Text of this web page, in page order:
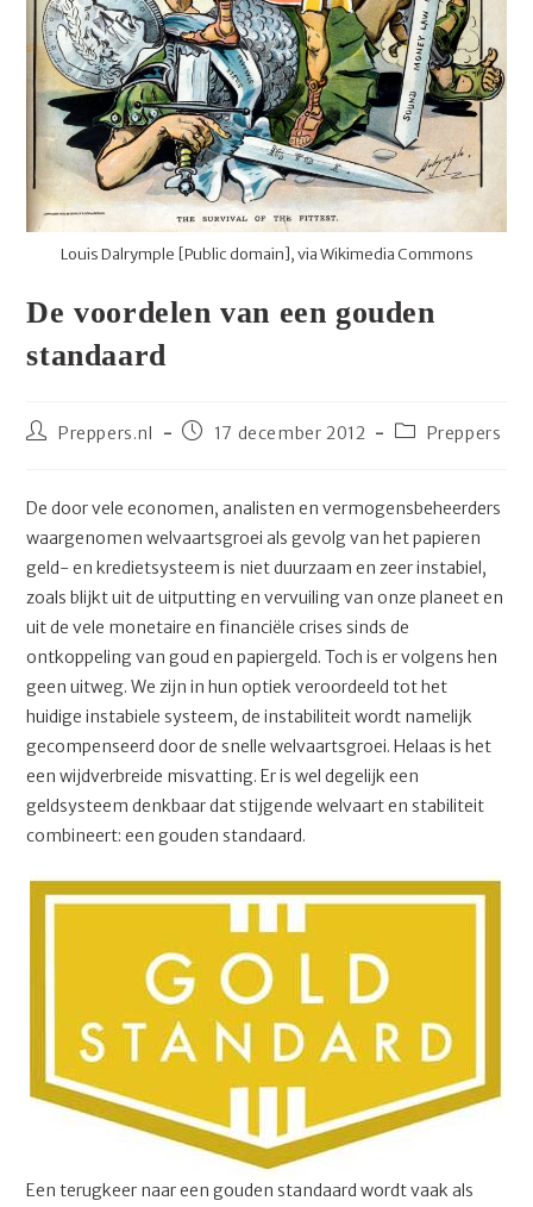
Louis Dalrymple [Public domain],via Wikimedia Commons
De voordelen van een gouden
standaard
BerichtPreppers.nl
Bericht17 december 2012 Preppers
De door vele economen, analisten en vermogensbeheerders
waargenomen welvaartsgroei als gevolg van het papieren
geld- en kredietsysteem is niet duurzaam en zeer instabiel,
zoals blijkt uit de uitputting en vervuiling van onze planeet en
uit de vele monetaire en financiële crises sinds de
ontkoppeling van goud en papiergeld. Toch is er volgens hen
geen uitweg. We zijn in hun optiek veroordeeld tot het
huidige instabiele systeem, de instabiliteit wordt namelijk
gecompenseerd door de snelle welvaartsgroei. Helaas is het
een wijdverbreide misvatting. Er is wel degelijk een
geldsysteem denkbaar dat stijgende welvaart en stabiliteit
combineert: een gouden standaard.
Een terugkeer naar een gouden standaard wordt vaak als